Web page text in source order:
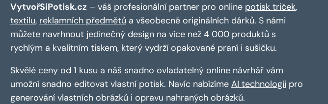
VytvořSiPotisk.cz – váš profesionální partner pro online potisk triček,
textilu, reklamních předmětů a všeobecně originálních dárků. S námi
můžete navrhnout jedinečný design na více než 4 000 produktů s
rychlým a kvalitním tiskem, který vydrží opakované praní i sušičku.
Skvělé ceny od 1 kusu a náš snadno ovladatelný online návrhář vám
umožní snadno editovat vlastní potisk. Navíc nabízíme AI technologii pro
generování vlastních obrázků i opravu nahraných obrázků.